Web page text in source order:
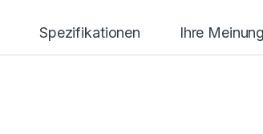
Spezifikationen Ihre